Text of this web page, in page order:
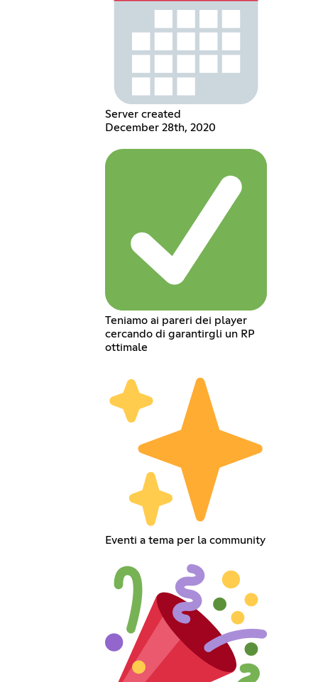
Server created
December 28th, 2020
Teniamo ai pareri dei player
cercando di garantirgli un RP
ottimale
Eventi a tema per la community